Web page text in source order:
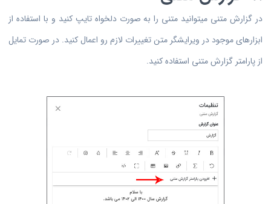
در گزارش متنی میتوانید متنی را به صورت دلخواه تایپ کنید و با استفاده از
ابزارهای موجود در ویرایشگر متن تغییرات لازم رو اعمال کنید. در صورت تمایل
از پارامتر گزارش متنی استفاده کنید.